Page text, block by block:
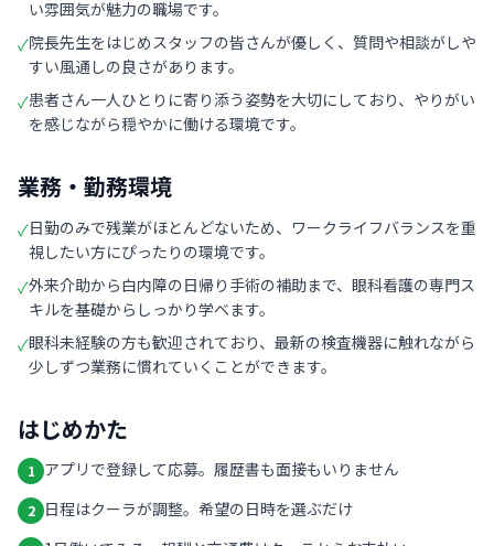
い雰囲気が魅力の職場です。
✓院長先生をはじめスタッフの皆さんが優しく、質問や相談がしや
すい風通しの良さがあります。
✓患者さん一人ひとりに寄り添う姿勢を大切にしており、やりがい
を感じながら穏やかに働ける環境です。
業務・勤務環境
✓日勤のみで残業がほとんどないため、ワークライフバランスを重
視したい方にぴったりの環境です。
✓外来介助から白内障の日帰り手術の補助まで、眼科看護の専門ス
キルを基礎からしっかり学べます。
✓眼科未経験の方も歓迎されており、最新の検査機器に触れながら
少しずつ業務に慣れていくことができます。
はじめかた
1 アプリで登録して応募。履歴書も面接もいりません
2 日程はクーラが調整。希望の日時を選ぶだけ